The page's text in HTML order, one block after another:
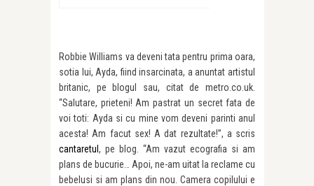
Robbie Williams va deveni tata pentru prima oara,
sotia lui, Ayda, fiind insarcinata, a anuntat artistul
britanic, pe blogul sau, citat de metro.co.uk.
“Salutare, prieteni! Am pastrat un secret fata de
voi toti: Ayda si cu mine vom deveni parinti anul
acesta! Am facut sex! A dat rezultate!”, a scris
cantaretul , pe blog. “Am vazut ecografia si am
plans de bucurie… Apoi, ne-am uitat la reclame cu
bebelusi si am plans din nou. Camera copilului e